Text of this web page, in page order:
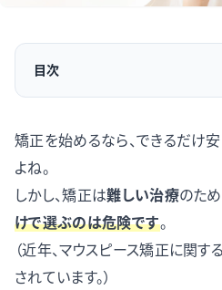
目次
矯正を始めるなら、できるだけ
よね。
しかし、矯正は難しい治療のため
けで選ぶのは危険です。
（近年、マウスピース矯正に関す
されています。）